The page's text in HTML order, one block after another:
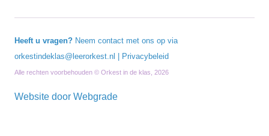
Heeft u vragen? Neem contact met ons op via
orkestindeklas@leerorkest.nl
Privacybeleid
Alle rechten voorbehouden © Orkest in de klas, 2026
Website door Webgrade